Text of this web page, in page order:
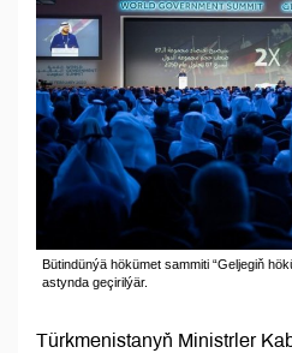
Bütindünýä hökümet sammiti “Geljegiň
astynda geçirilýär.
Türkmenistanyň Ministrler